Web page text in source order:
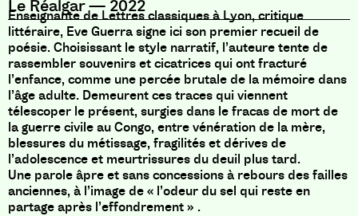
Le Réalgar— 2022
Enseignante de Lettres classiques à Lyon, critique
littéraire, Eve Guerra signe ici son premier recueil de
poésie. Choisissant le style narratif, l’auteure tente de
rassembler souvenirs et cicatrices qui ont fracturé
l’enfance, comme une percée brutale de la mémoire dans
l’âge adulte. Demeurent ces traces qui viennent
télescoper le présent, surgies dans le fracas de mort de
la guerre civile au Congo, entre vénération de la mère,
blessures du métissage, fragilités et dérives de
l’adolescence et meurtrissures du deuil plus tard.
Une parole âpre et sans concessions à rebours des failles
anciennes, à l’image de « l’odeur du sel qui reste en
partage après l’effondrement » .